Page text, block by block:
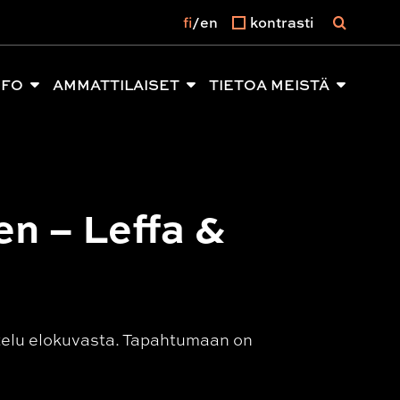
AMMATTILAISET TIETOA MEISTÄ
fi en kontrasti
– Leffa &
elokuvasta. Tapahtumaan on